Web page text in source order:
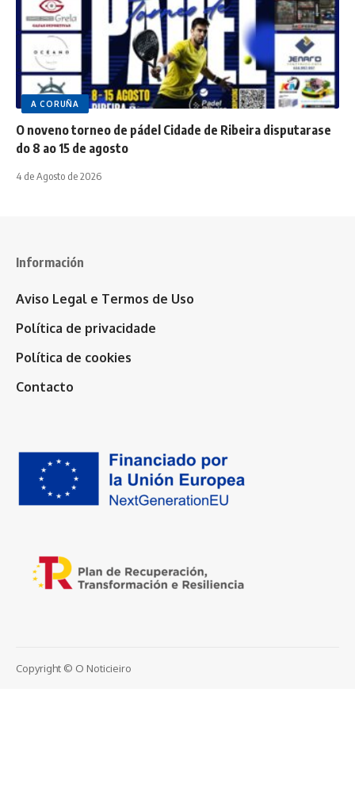
A CORUÑA
O noveno torneo de pádel Cidade de Ribeira disputarase
do 8 ao 15 de agosto
4 de Agosto de 2026
Información
Aviso Legal e Termos de Uso
Política de privacidade
Política de cookies
Contacto
Copyright © O Noticieiro